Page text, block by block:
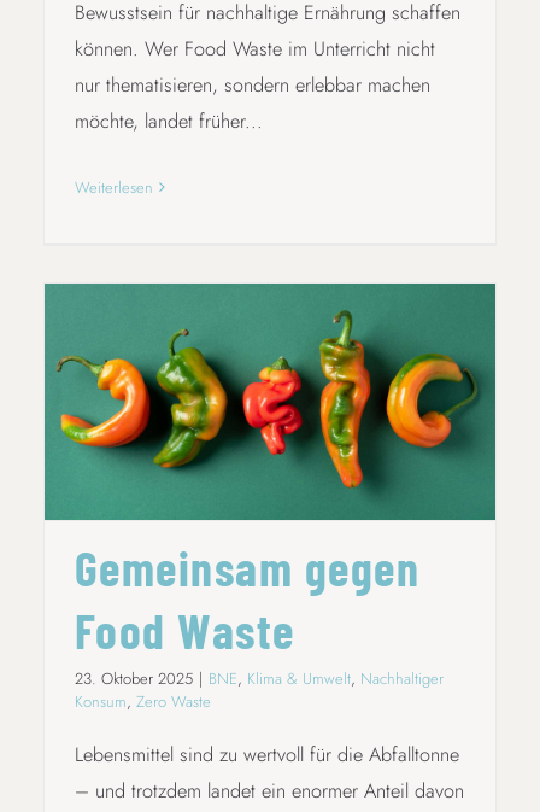
Bewusstsein für nachhaltige Ernährung schaffen
können. Wer Food Waste im Unterricht nicht
nur thematisieren, sondern erlebbar machen
möchte, landet früher...
Weiterlesen
GEMEINSAM GEGEN FOOD WASTE
Gemeinsam gegen
Food Waste
23. Oktober 2025 | BNE, Klima & Umwelt, Nachhaltiger
Konsum, Zero Waste
Lebensmittel sind zu wertvoll für die Abfalltonne
– und trotzdem landet ein enormer Anteil davon